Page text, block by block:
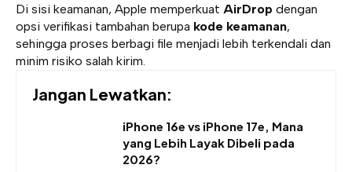
Di sisi keamanan, Apple memperkuat AirDrop dengan
opsi verifikasi tambahan berupa kode keamanan,
sehingga proses berbagi file menjadi lebih terkendali dan
minim risiko salah kirim.
Jangan Lewatkan:
iPhone 16e vs iPhone 17e, Mana
yang Lebih Layak Dibeli pada
2026?